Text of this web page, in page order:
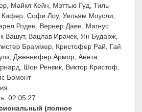
Майкл Кейн, Мэттью Гуд, Тиль
Кифер, Софи Лоу, Уильям Моусли,
Роден, Вернер Даен, Магнус
Вашут, Вацлав Ирачек, Ян Бударж,
Браммер, Кристофер Рай, Гай
Дженнифер Армор, Анета
Шон Ренвик, Виктор Кристоф,
Бомонт
02:05:27
(полное